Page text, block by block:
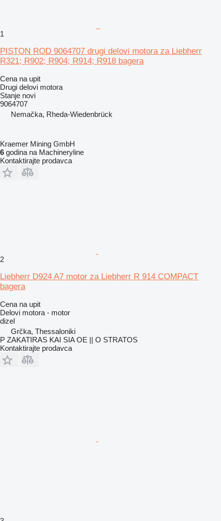
1
PISTON ROD 9064707 drugi delovi motora za Liebherr
R321; R902; R904; R914; R918 bagera
Cena na upit
Drugi delovi motora
Stanje novi
9064707
Nemačka, Rheda-Wiedenbrück
Kraemer Mining GmbH
6 godina na Machineryline
Kontaktirajte prodavca
2
Liebherr D924 A7 motor za Liebherr R 914 COMPACT
bagera
Cena na upit
Delovi motora - motor
dizel
Grčka, Thessaloniki
P ZAKATIRAS KAI SIA OE || O STRATOS
Kontaktirajte prodavca